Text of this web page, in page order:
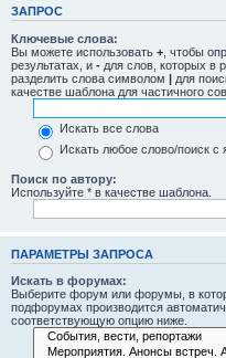
ЗАПРОС
Ключевые слова:
Вы можете использовать + , чтобы
результатах, и - для слов, которых в
разделить слова символом | для
качестве шаблона для частичного
Искать все слова
Искать любое слово/поиск с
Поиск по автору:
Используйте * в качестве шаблона.
ПАРАМЕТРЫ ЗАПРОСА
Искать в форумах:
Выберите форум или форумы, в
подфорумах производится
соответствующую опцию ниже.